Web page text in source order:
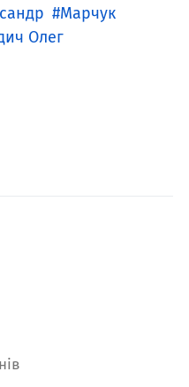
Марчук
Олег